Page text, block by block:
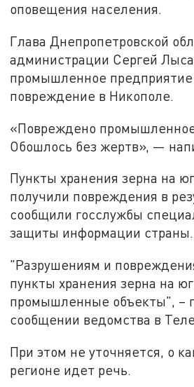
оповещения населения.
Глава Днепропетровской
администрации Сергей
промышленное предприятие
повреждение в Никополе.
«Повреждено
Обошлось без жертв», —
Пункты хранения зерна на
получили повреждения в
сообщили госслужбы
защиты информации страны.
"Разрушениям и
пункты хранения зерна на
промышленные объекты", –
сообщении ведомства в
При этом не уточняется, о
регионе идет речь.